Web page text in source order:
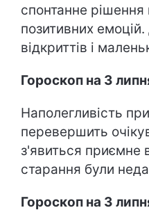
спонтанне
позитивних
відкриттів і
Гороскоп на 3
Наполегливість
перевершить
з'явиться приємне
старання були
Гороскоп на 3